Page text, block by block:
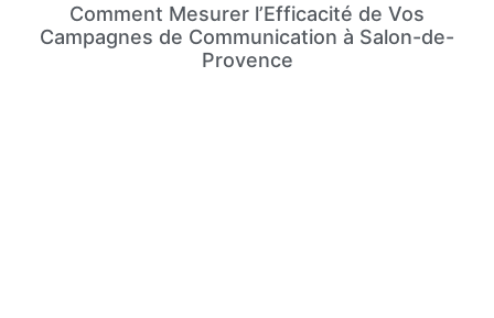
Comment Mesurer l’Efficacité de Vos
Campagnes de Communication à Salon-de-
Provence